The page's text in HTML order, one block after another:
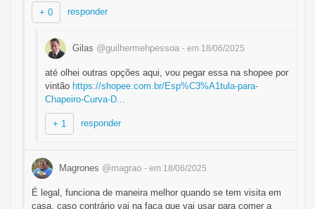
+ 0 responder
Gilas @guilhermehpessoa - em 18/06/2025
até olhei outras opções aqui, vou pegar essa na shopee por
vintão https://shopee.com.br/Esp%C3%A1tula-para-
Chapeiro-Curva-D...
+ 1 responder
Magrones @magrao - em 18/06/2025
É legal, funciona de maneira melhor quando se tem visita em
casa, caso contrário vai na faca que vai usar para comer a